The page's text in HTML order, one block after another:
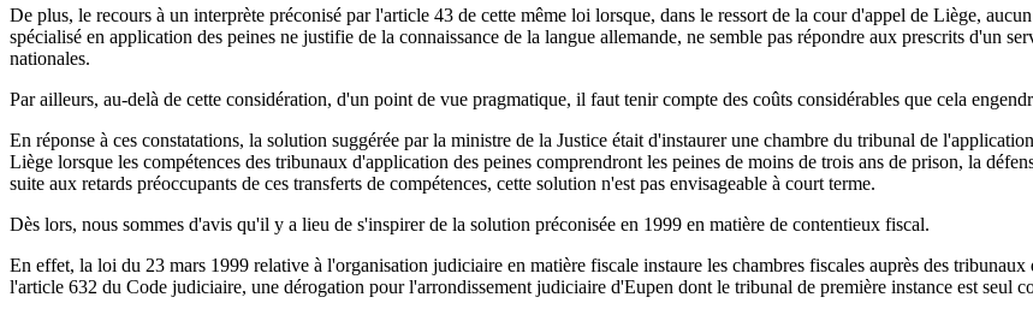
De plus, le recours à un interprète préconisé par l'article 43 de cette même loi lorsque, dans le ressort de la cour d'appel de Liège,
spécialisé en application des peines ne justifie de la connaissance de la langue allemande, ne semble pas répondre aux prescrits d'un
nationales.
Par ailleurs, au-delà de cette considération, d'un point de vue pragmatique, il faut tenir compte des coûts considérables que cela
En réponse à ces constatations, la solution suggérée par la ministre de la Justice était d'instaurer une chambre du tribunal de
Liège lorsque les compétences des tribunaux d'application des peines comprendront les peines de moins de trois ans de prison, la
suite aux retards préoccupants de ces transferts de compétences, cette solution n'est pas envisageable à court terme.
Dès lors, nous sommes d'avis qu'il y a lieu de s'inspirer de la solution préconisée en 1999 en matière de contentieux fiscal.
En effet, la loi du 23 mars 1999 relative à l'organisation judiciaire en matière fiscale instaure les chambres fiscales auprès des
l'article 632 du Code judiciaire, une dérogation pour l'arrondissement judiciaire d'Eupen dont le tribunal de première instance est seul